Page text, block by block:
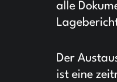
alle
Der
ist eine